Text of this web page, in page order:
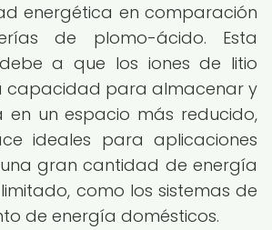
energética en comparación
de plomo-ácido. Esta
a que los iones de litio
capacidad para almacenar y
en un espacio más reducido,
ideales para aplicaciones
gran cantidad de energía
como los sistemas de
de energía domésticos.